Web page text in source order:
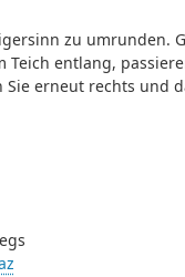
zu umrunden.
Teich entlang,
erneut rechts und